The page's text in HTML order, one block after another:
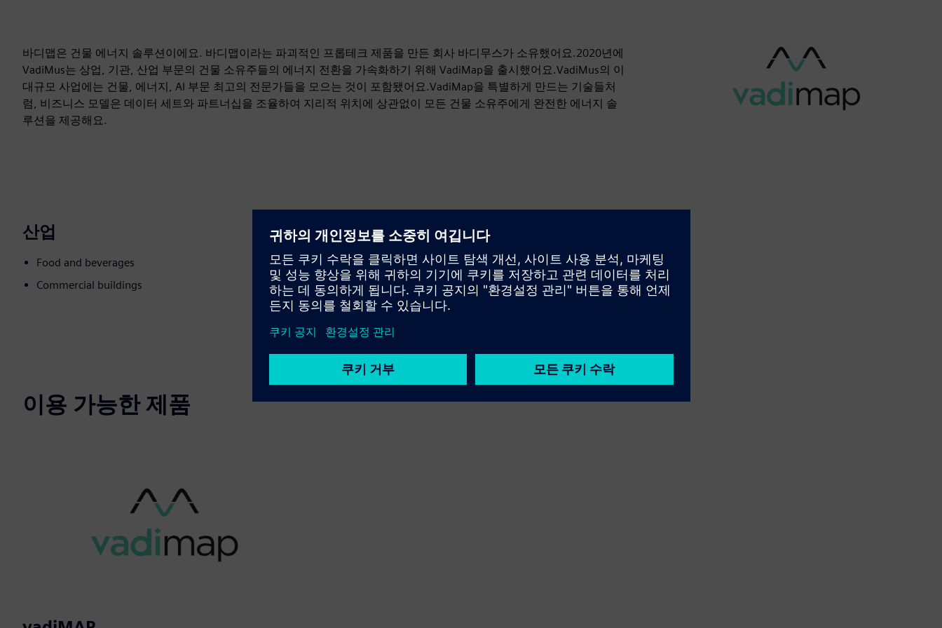
바디맵은 건물 에너지 솔루션이에요. 바디맵이라는 파괴적인 프롭테크 제품을 만든 회사 바디무스가 소유했어요.2020년에
VadiMus는 상업, 기관, 산업 부문의 건물 소유주들의 에너지 전환을 가속화하기 위해 VadiMap을 출시했어요.VadiMus의 이
대규모 사업에는 건물, 에너지, AI 부문 최고의 전문가들을 모으는 것이 포함됐어요.VadiMap을 특별하게 만드는 기술들처
럼, 비즈니스 모델은 데이터 세트와 파트너십을 조율하여 지리적 위치에 상관없이 모든 건물 소유주에게 완전한 에너지 솔
루션을 제공해요.
산업
Food and beverages
Commercial buildings
모션
Build
신제품을 개발하여 Siemens Xcelerator 제품/솔루션을 확
장 또는 구축하거나 Siemens Xcelerator 제품과 자체 제품
을 통합하여 새로운 고객 솔루션을 개발합니다.
이용 가능한 제품